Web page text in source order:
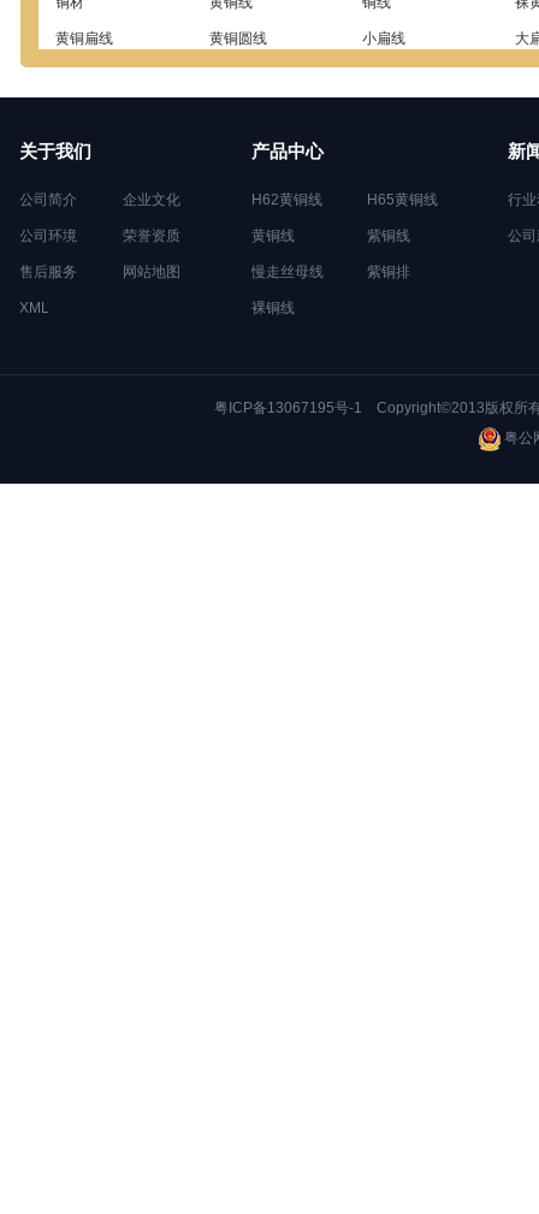
关于我们
公司简介 企业文化
公司环境 荣誉资质
售后服务 网站地图
XML
产品中心
H62黄铜线 H65黄铜线
黄铜线 紫铜线
慢走丝母线 紫铜排
裸铜线
新
行
公
粤ICP备13067195号-1 Copyright©2013版权所
粤公